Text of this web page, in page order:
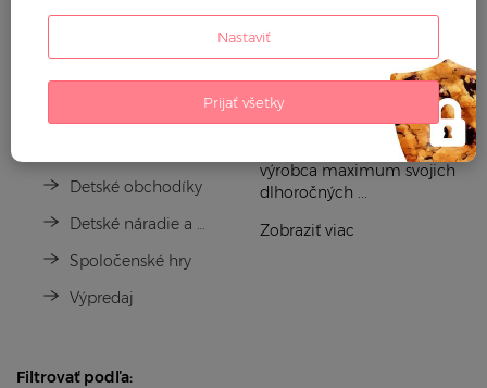
Detské stavebnice
Detské obchodíky
Detské náradie a nástroje
Spoločenské hry
Výpredaj
módnym vplyvom, ale jasne
sa zameriavajú na
motorický, duševný a
spoločenský rozvoj dieťaťa.
Écoiffier je francúzska firma
s tradíciou už od roku 1945.
Do vývoja hračiek dáva
výrobca maximum svojich
dlhoročných ...
Zobraziť viac
Filtrovať podľa:
Nastaviť
Prijať všetky